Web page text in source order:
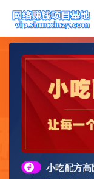
#
小吃配方高